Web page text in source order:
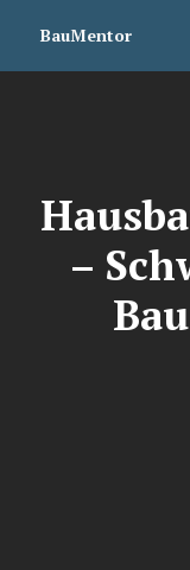
InhaltBauMentor
–